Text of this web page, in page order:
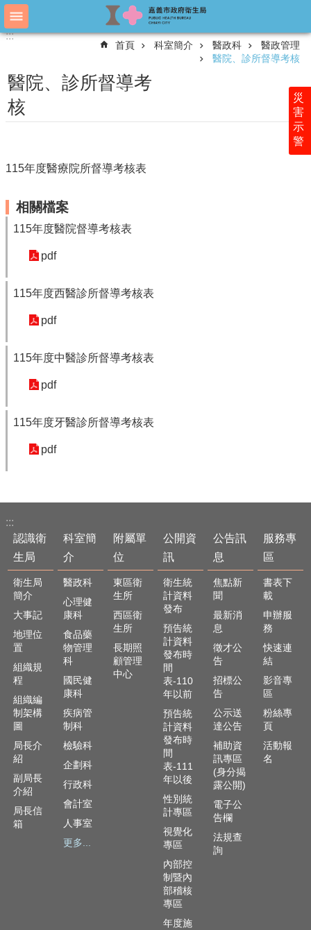
跳到主要內容區塊
進
生
科
室
屬
公
公
專
區
主
題
專
區
English
回
首
網
站
導
覽
局
信
箱
:::
災
害
示
警
:::
首頁 科室簡介 醫政科
醫政管理
醫院、診所督導考核
醫院、診所督導考
核
115年度醫療院所督導考核表
相關檔案
115年度醫院督導考核表
pdf
115年度西醫診所督導考核表
pdf
115年度中醫診所督導考核表
pdf
115年度牙醫診所督導考核表
pdf
:::
認識衛
生局
衛生局
簡介
大事記
地理位
置
組織規
程
組織編
制架構
圖
局長介
紹
副局長
介紹
局長信
箱
科室簡
介
醫政科
心理健
康科
食品藥
物管理
科
國民健
康科
疾病管
制科
檢驗科
企劃科
行政科
會計室
人事室
更多...
附屬單
位
東區衛
生所
西區衛
生所
長期照
顧管理
中心
公開資
訊
衛生統
計資料
發布
預告統
計資料
發布時
間
表-110
年以前
預告統
計資料
發布時
間
表-111
年以後
性別統
計專區
視覺化
專區
內部控
制暨內
部稽核
專區
年度施
公告訊
息
焦點新
聞
最新消
息
徵才公
告
招標公
告
公示送
達公告
補助資
訊專區
(身分揭
露公開)
電子公
告欄
法規查
詢
服務專
區
書表下
載
申辦服
務
快速連
結
影音專
區
粉絲專
頁
活動報
名